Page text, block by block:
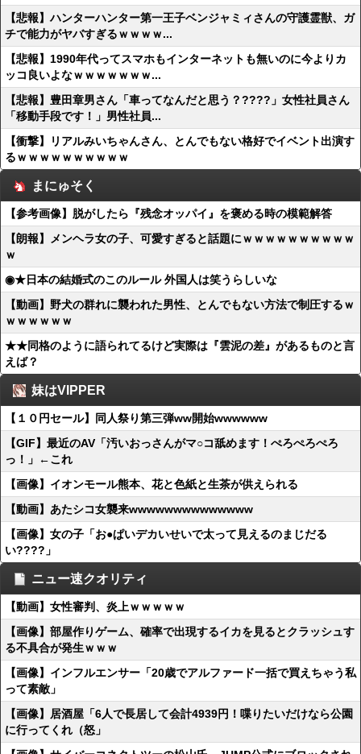
【悲報】ハンターハンター第一王子ベンジャミィさんの守護霊獣、ガ
チで能力がヤバすぎるｗｗｗｗ...
【悲報】1990年代ってスマホもインターネットも無いのに今よりカ
ッコ良いよなｗｗｗｗｗｗｗ...
【悲報】豊田章男さん「車ってなんだと思う？????」女性社員さん
「移動手段です！」男性社員...
【衝撃】リアルみいちゃんさん、とんでもない格好でイベント出演す
るｗｗｗｗｗｗｗｗｗｗ
まにゅそく
【参考画像】脱がしたら『残念オッパイ』を褒める時の模範解答
【朗報】メンヘラ女の子、可愛すぎると話題にｗｗｗｗｗｗｗｗｗｗ
ｗ
◉★日本の結婚式のこのルール 外国人は笑うらしいな
【動画】野犬の群れに襲われた男性、とんでもない方法で制圧するｗ
ｗｗｗｗｗｗ
★★同格のように語られてるけど実際は『雲泥の差』があるものと言
えば？
妹はVIPPER
【１０円セール】同人祭り第三弾ww開始wwwwww
【GIF】最近のAV「汚いおっさんがマ○コ舐めます！ぺろぺろぺろ
っ！」←これ
【画像】イオンモール熊本、花と色紙と生茶が供えられる
【動画】あたシコ女襲来wwwwwwwwwwwwww
【画像】女の子「お●ぱいデカいせいで太って見えるのまじだる
い????」
ニュー速クオリティ
【動画】女性審判、炎上ｗｗｗｗｗ
【画像】部屋作りゲーム、確率で出現するイカを見るとクラッシュす
る不具合が発生ｗｗｗ
【画像】インフルエンサー「20歳でアルファード一括で買えちゃう私
って素敵」
【画像】居酒屋「6人で長居して会計4939円！喋りたいだけなら公園
に行ってくれ（怒」